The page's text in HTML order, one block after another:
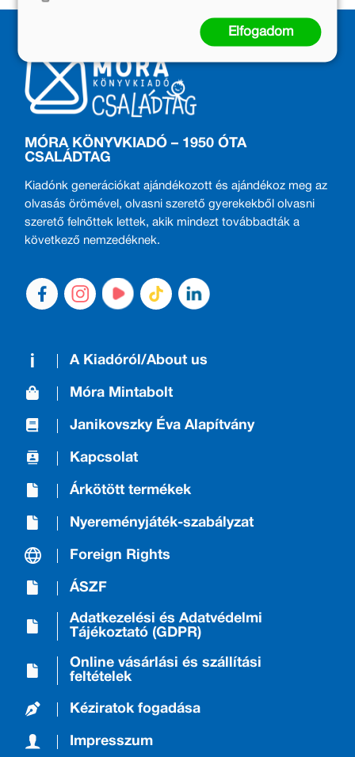
MÓRA KÖNYVKIADÓ – 1950 ÓTA
CSALÁDTAG
Kiadónk generációkat ajándékozott és ajándékoz meg az
olvasás örömével, olvasni szerető gyerekekből olvasni
szerető felnőttek lettek, akik mindezt továbbadták a
következő nemzedéknek.
A Kiadóról/About us
Móra Mintabolt
Janikovszky Éva Alapítvány
Kapcsolat
Árkötött termékek
Nyereményjáték-szabályzat
Foreign Rights
ÁSZF
Adatkezelési és Adatvédelmi
Tájékoztató (GDPR)
Online vásárlási és szállítási
feltételek
Kéziratok fogadása
Impresszum
Elfogadom